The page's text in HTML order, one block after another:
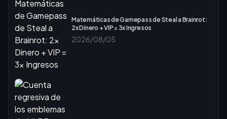
Matemáticas de Gamepass de Steal a Brainrot:
2x Dinero + VIP = 3x Ingresos
2026/08/05